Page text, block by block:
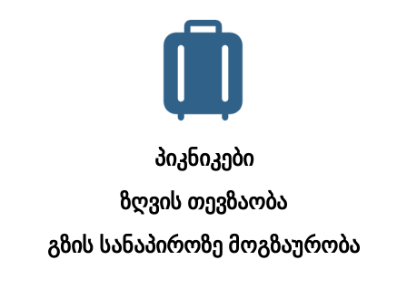
პიკნიკები
ზღვის თევზაობა
გზის სანაპიროზე მოგზაურობა